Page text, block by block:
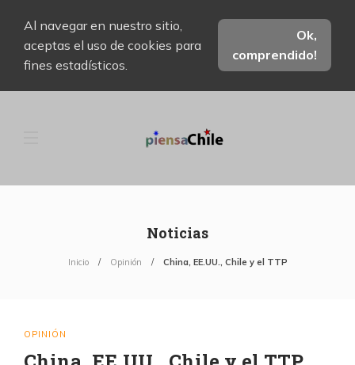
Al navegar en nuestro sitio,
aceptas el uso de cookies para
fines estadísticos.
Ok,
comprendido!
Noticias
Inicio Opinión China, EE.UU., Chile y el TTP
OPINIÓN